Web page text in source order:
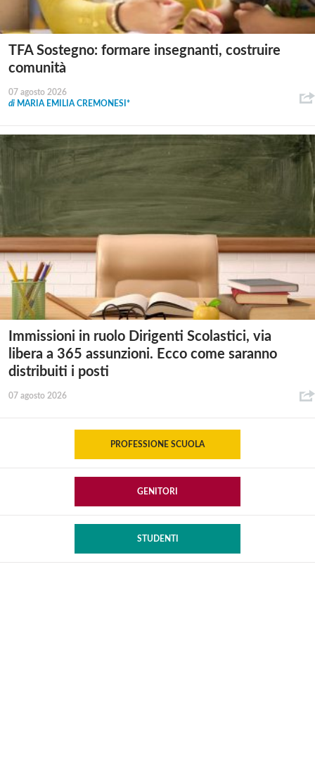
TFA Sostegno: formare insegnanti, costruire
comunità
07 agosto 2026
di MARIA EMILIA CREMONESI*
Immissioni in ruolo Dirigenti Scolastici, via
libera a 365 assunzioni. Ecco come saranno
distribuiti i posti
07 agosto 2026
PROFESSIONE SCUOLA
GENITORI
STUDENTI